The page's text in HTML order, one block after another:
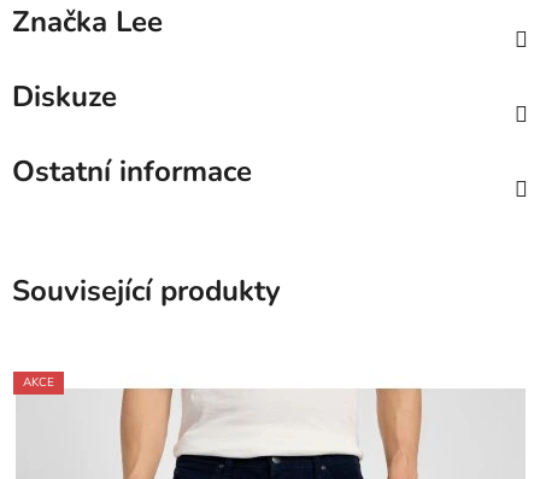
Značka Lee
Diskuze
Ostatní informace
Související produkty
AKCE